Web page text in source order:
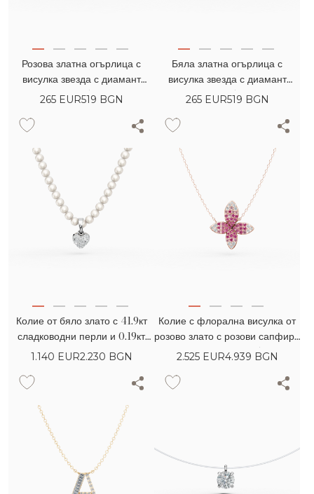
Розова златна огърлица с
висулка звезда с диамант
0.005кт
265 EUR519 BGN
Бяла златна огърлица с
висулка звезда с диамант
0.005кт
265 EUR519 BGN
Колие от бяло злато с 41.9кт
сладководни перли и 0.19кт
диаманти
1.140 EUR2.230 BGN
Колие с флорална висулка от
розово злато с розови сапфири
и диаманти 0.85кт
2.525 EUR4.939 BGN